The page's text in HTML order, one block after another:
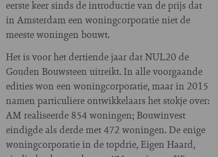
eerste keer sinds de introductie van de prijs dat
in Amsterdam een woningcorporatie niet de
meeste woningen bouwt.
Het is voor het dertiende jaar dat NUL20 de
Gouden Bouwsteen uitreikt. In alle voorgaande
edities won een woningcorporatie, maar in 2015
namen particuliere ontwikkelaars het stokje over:
AM realiseerde 854 woningen; Bouwinvest
eindigde als derde met 472 woningen. De enige
woningcorporatie in de topdrie, Eigen Haard,